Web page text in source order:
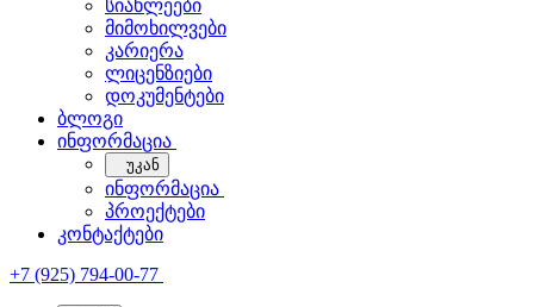
სიახლეები
მიმოხილვები
კარიერა
ლიცენზიები
დოკუმენტები
ბლოგი
ინფორმაცია
უკან
ინფორმაცია
პროექტები
კონტაქტები
+7 (925) 794-00-77